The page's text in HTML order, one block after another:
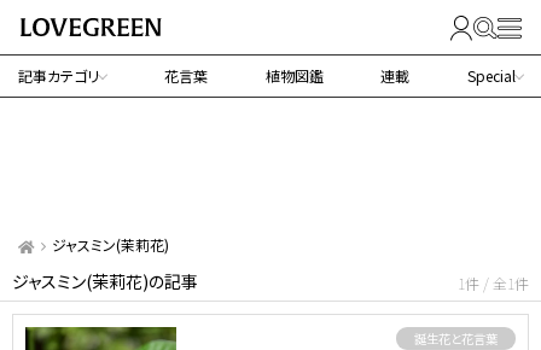
記事カテゴリ 花言葉 植物図鑑 連載 Special
ジャスミン(茉莉花)
ジャスミン(茉莉花)の記事 1件 / 全1件
誕生花と花言葉